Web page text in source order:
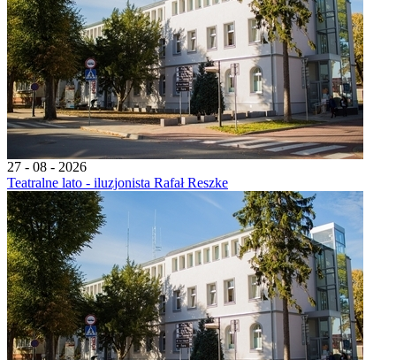
27 - 08 - 2026
Teatralne lato - iluzjonista Rafał Reszke